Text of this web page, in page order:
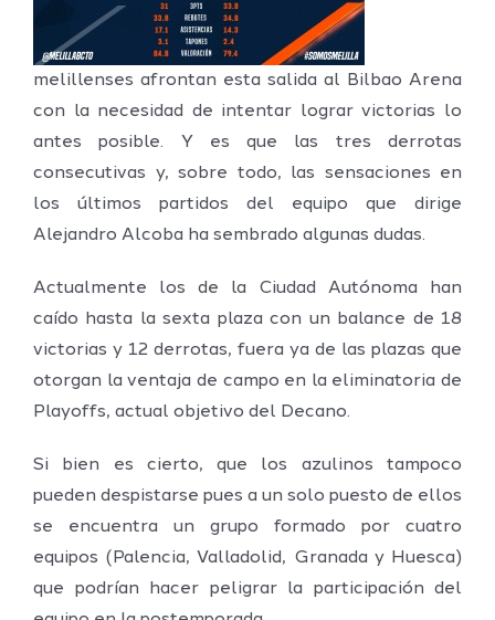
melillenses afrontan esta salida al Bilbao Arena
con la necesidad de intentar lograr victorias lo
antes posible. Y es que las tres derrotas
consecutivas y, sobre todo, las sensaciones en
los últimos partidos del equipo que dirige
Alejandro Alcoba ha sembrado algunas dudas.
Actualmente los de la Ciudad Autónoma han
caído hasta la sexta plaza con un balance de 18
victorias y 12 derrotas, fuera ya de las plazas que
otorgan la ventaja de campo en la eliminatoria de
Playoffs, actual objetivo del Decano.
Si bien es cierto, que los azulinos tampoco
pueden despistarse pues a un solo puesto de ellos
se encuentra un grupo formado por cuatro
equipos (Palencia, Valladolid, Granada y Huesca)
que podrían hacer peligrar la participación del